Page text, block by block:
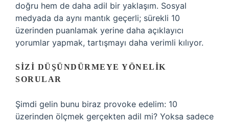
doğru hem de daha adil bir yaklaşım. Sosyal
medyada da aynı mantık geçerli; sürekli 10
üzerinden puanlamak yerine daha açıklayıcı
yorumlar yapmak, tartışmayı daha verimli kılıyor.
SIZI DÜŞÜNDÜRMEYE YÖNELIK
SORULAR
Şimdi gelin bunu biraz provoke edelim: 10
üzerinden ölçmek gerçekten adil mi? Yoksa sadece